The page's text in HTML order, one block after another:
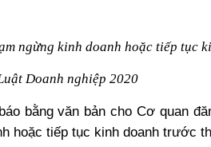
ngừng kinh doanh hoặc tiếp tục
Doanh nghiệp 2020
bằng văn bản cho Cơ quan
hoặc tiếp tục kinh doanh trước